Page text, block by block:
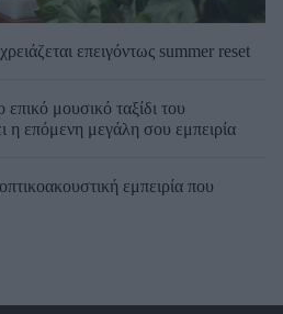
επειγόντως summer reset
μουσικό ταξίδι του
η επόμενη μεγάλη σου εμπειρία
εμπειρία που